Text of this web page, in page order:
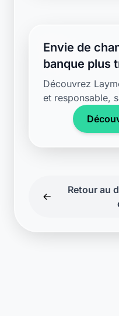
Envie de
banque plus
Découvrez
et responsable,
Retour au